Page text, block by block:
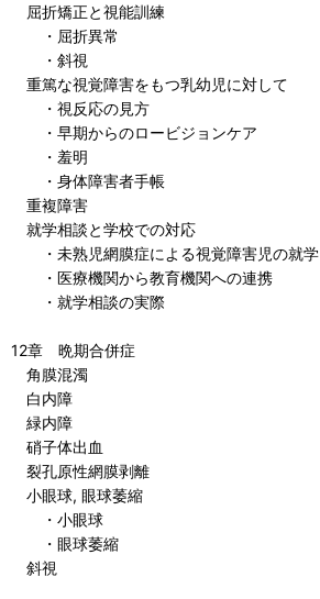
屈折矯正と視能訓練
・屈折異常
・斜視
重篤な視覚障害をもつ乳幼児に対して
・視反応の見方
・早期からのロービジョンケア
・羞明
・身体障害者手帳
重複障害
就学相談と学校での対応
・未熟児網膜症による視覚障害児の就学
・医療機関から教育機関への連携
・就学相談の実際
12章 晩期合併症
角膜混濁
白内障
緑内障
硝子体出血
裂孔原性網膜剥離
小眼球, 眼球萎縮
・小眼球
・眼球萎縮
斜視